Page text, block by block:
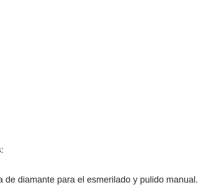
:
de diamante para el esmerilado y pulido manual.